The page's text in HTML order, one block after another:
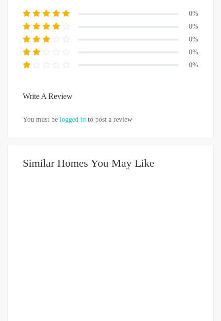
0%
0%
0%
0%
0%
Write A Review
You must be logged in to post a review
Similar Homes You May Like